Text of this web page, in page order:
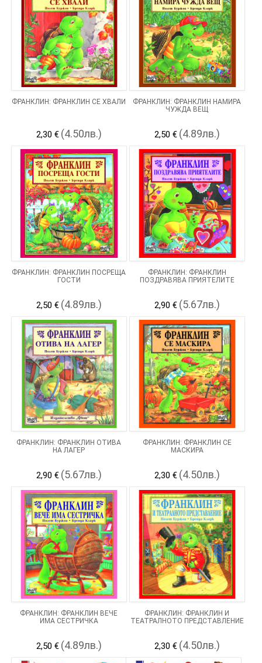
ФРАНКЛИН: ФРАНКЛИН СЕ ХВАЛИ
2,30 € (4.50лв.)
ФРАНКЛИН: ФРАНКЛИН НАМИРА
ЧУЖДА ВЕЩ
2,50 € (4.89лв.)
ФРАНКЛИН: ФРАНКЛИН ПОСРЕЩА
ГОСТИ
2,50 € (4.89лв.)
ФРАНКЛИН: ФРАНКЛИН
ПОЗДРАВЯВА ПРИЯТЕЛИТЕ
2,90 € (5.67лв.)
ФРАНКЛИН: ФРАНКЛИН ОТИВА
НА ЛАГЕР
2,90 € (5.67лв.)
ФРАНКЛИН: ФРАНКЛИН СЕ
МАСКИРА
2,30 € (4.50лв.)
ФРАНКЛИН: ФРАНКЛИН ВЕЧЕ
ИМА СЕСТРИЧКА
2,50 € (4.89лв.)
ФРАНКЛИН: ФРАНКЛИН И
ТЕАТРАЛНОТО ПРЕДСТАВЛЕНИЕ
2,30 € (4.50лв.)